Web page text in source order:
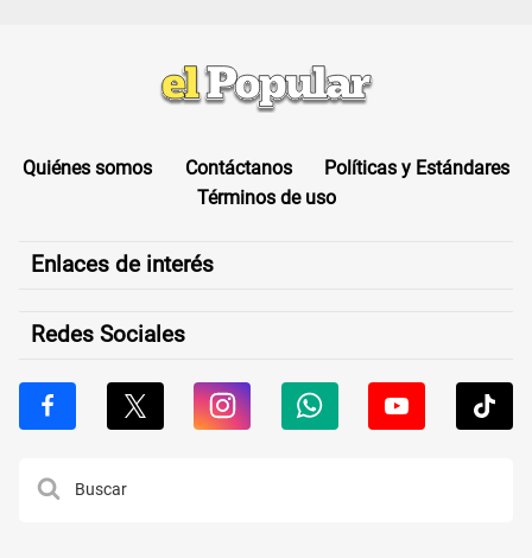
Quiénes somos Contáctanos
Políticas y Estándares
Términos de uso
Enlaces de interés
Redes Sociales